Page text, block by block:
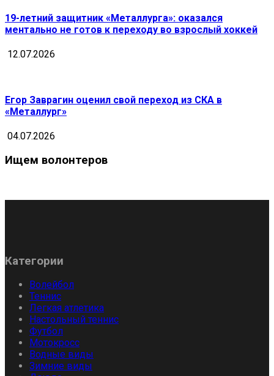
19-летний защитник «Металлурга»: оказался
ментально не готов к переходу во взрослый хоккей
12.07.2026
Егор Заврагин оценил свой переход из СКА в
«Металлург»
04.07.2026
Ищем волонтеров
Категории
Волейбол
Теннис
Легкая атлетика
Настольный теннис
Футбол
Мотокросс
Водные виды
Зимние виды